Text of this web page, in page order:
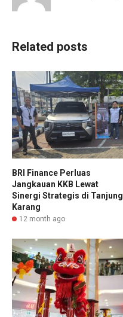
Related posts
BRI Finance Perluas
Jangkauan KKB Lewat
Sinergi Strategis di Tanjung
Karang
12 month ago